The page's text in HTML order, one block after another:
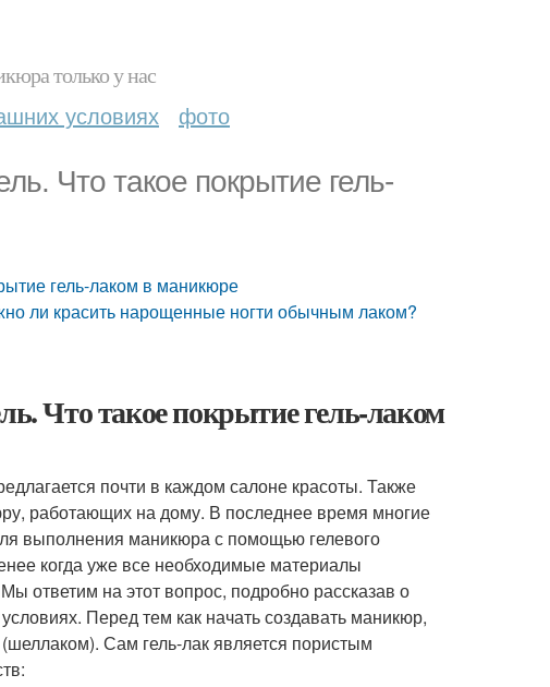
только у нас
условиях фото
Что такое покрытие гель-
гель-лаком в маникюре
ли красить нарощенные ногти обычным лаком?
Что такое покрытие гель-лаком
почти в каждом салоне красоты. Также
работающих на дому. В последнее время многие
выполнения маникюра с помощью гелевого
когда уже все необходимые материалы
ответим на этот вопрос, подробно рассказав о
Перед тем как начать создавать маникюр,
Сам гель-лак является пористым